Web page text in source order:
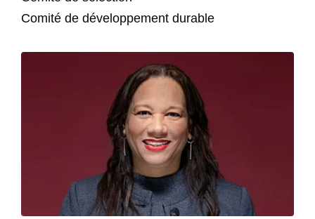
Comité de développement durable